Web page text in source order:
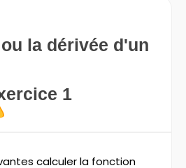
ou la dérivée d'un
1
calculer la fonction